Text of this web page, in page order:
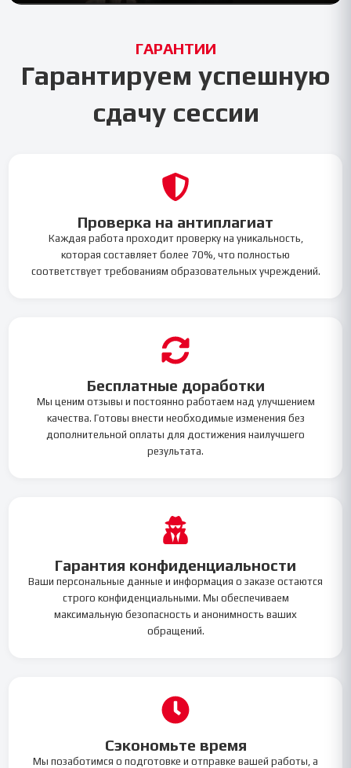
ГАРАНТИИ
Гарантируем успешную
сдачу сессии
Проверка на антиплагиат
Каждая работа проходит проверку на уникальность,
которая составляет более 70%, что полностью
соответствует требованиям образовательных учреждений.
Бесплатные доработки
Мы ценим отзывы и постоянно работаем над улучшением
качества. Готовы внести необходимые изменения без
дополнительной оплаты для достижения наилучшего
результата.
Гарантия конфиденциальности
Ваши персональные данные и информация о заказе остаются
строго конфиденциальными. Мы обеспечиваем
максимальную безопасность и анонимность ваших
обращений.
Сэкономьте время
Мы позаботимся о подготовке и отправке вашей работы, а